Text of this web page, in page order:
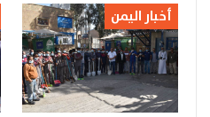
أخبار اليمن